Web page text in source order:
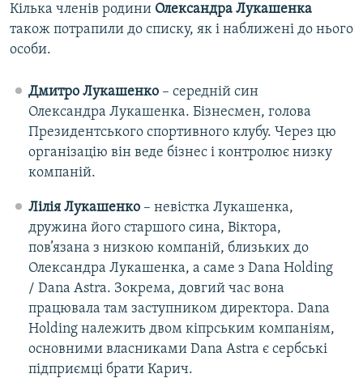
Кілька членів родини Олександра Лукашенка
також потрапили до списку, як і наближені до нього
особи.
Дмитро Лукашенко – середній син
Олександра Лукашенка. Бізнесмен, голова
Президентського спортивного клубу. Через цю
організацію він веде бізнес і контролює низку
компаній.
Лілія Лукашенко– невістка Лукашенка,
дружина його старшого сина, Віктора,
пов’язана з низкою компаній, близьких до
Олександра Лукашенка, а саме з Dana Holding
/ Dana Astra. Зокрема, довгий час вона
працювала там заступником директора. Dana
Holding належить двом кіпрським компаніям,
основними власниками Dana Astra є сербські
підприємці брати Карич.